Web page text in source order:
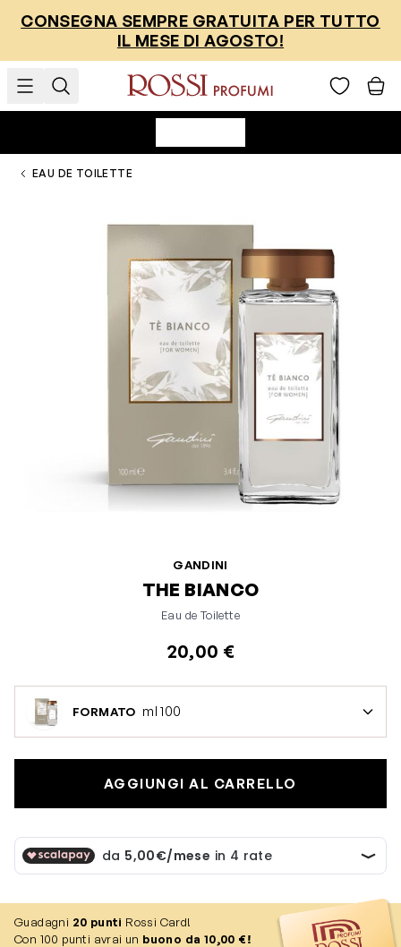
CONSEGNA SEMPRE GRATUITA PER TUTTO
IL MESE DI AGOSTO!
EAU DE TOILETTE
GANDINI
THE BIANCO
Eau de Toilette
20,00 €
FORMATO ml 100
AGGIUNGI AL CARRELLO
Guadagni 20 punti Rossi Card!
Con 100 punti avrai un buono da 10,00 €!